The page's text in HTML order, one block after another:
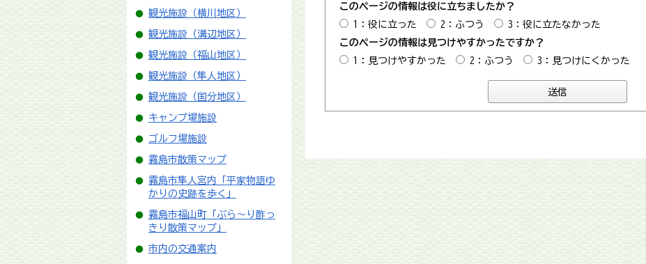
観光施設（横川地区）
観光施設（溝辺地区）
観光施設（福山地区）
観光施設（隼人地区）
観光施設（国分地区）
キャンプ場施設
ゴルフ場施設
霧島市散策マップ
霧島市隼人宮内「平家物語ゆ
かりの史跡を歩く」
霧島市福山町「ぶら～り酢っ
きり散策マップ」
市内の交通案内
このページの情報は役に立ちましたか？
1：役に立った
2：ふつう
3：役に立たなかった
このページの情報は見つけやすかったですか？
1：見つけやすかった
2：ふつう 3：見つけにくかった